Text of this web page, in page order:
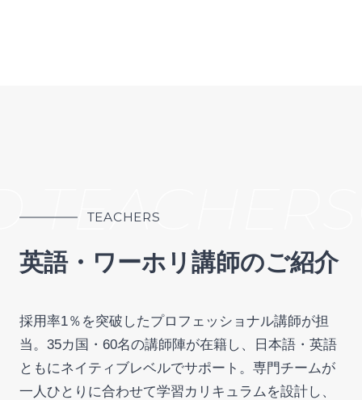
TEACHERS
英語・ワーホリ講師のご紹介
採用率1％を突破したプロフェッショナル講師が担
当。35カ国・60名の講師陣が在籍し、日本語・英語
ともにネイティブレベルでサポート。専門チームが
一人ひとりに合わせて学習カリキュラムを設計し、